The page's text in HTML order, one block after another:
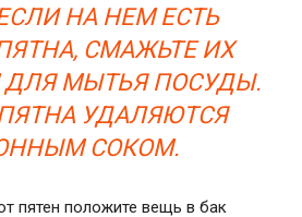
НА НЕМ ЕСТЬ
СМАЖЬТЕ ИХ
ДЛЯ МЫТЬЯ ПОСУДЫ.
УДАЛЯЮТСЯ
СОКОМ.
пятен положите вещь в бак